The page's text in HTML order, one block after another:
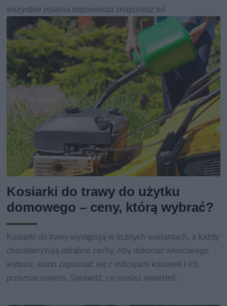
wszystkie pytania odpowiedzi znajdziesz tu!
Kosiarki do trawy do użytku
domowego – ceny, którą wybrać?
Kosiarki do trawy występują w licznych wariantach, a każdy
charakteryzują odrębne cechy. Aby dokonać właściwego
wyboru, warto zapoznać się z rodzajami kosiarek i ich
przeznaczeniem. Sprawdź, co musisz wiedzieć.